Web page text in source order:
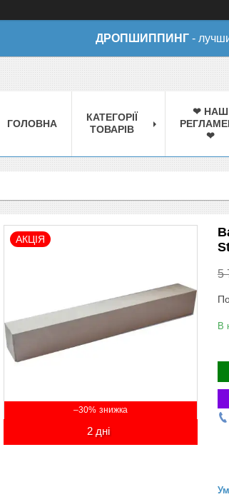
ДРОПШИППИНГ -
ГОЛОВНА
КАТЕГОРІЇ
ТОВАРІВ
❤ НАШ
❤
–30%
АКЦІЯ
2 дні
5
В